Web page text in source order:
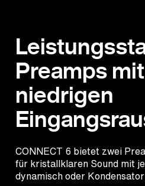
Preamps
niedrigen
CONNECT 6 bietet zwei
für kristallklaren Sound mit
dynamisch oder